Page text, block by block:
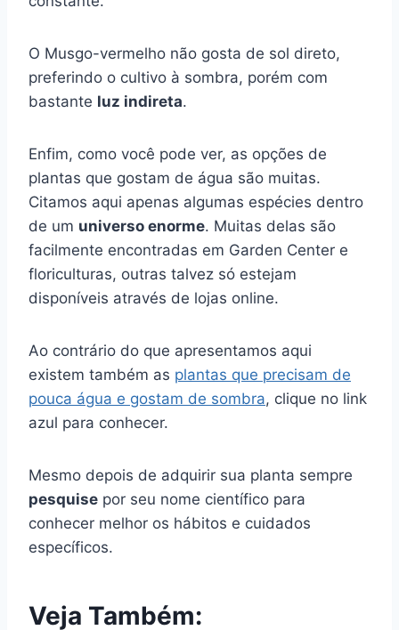
O Musgo-vermelho não gosta de sol direto,
preferindo o cultivo à sombra, porém com
bastante luz indireta.
Enfim, como você pode ver, as opções de
plantas que gostam de água são muitas.
Citamos aqui apenas algumas espécies dentro
de um universo enorme. Muitas delas são
facilmente encontradas em Garden Center e
floriculturas, outras talvez só estejam
disponíveis através de lojas online.
Ao contrário do que apresentamos aqui
existem também as plantas que precisam de
pouca água e gostam de sombra, clique no link
azul para conhecer.
Mesmo depois de adquirir sua planta sempre
pesquise por seu nome científico para
conhecer melhor os hábitos e cuidados
específicos.
Veja Também: